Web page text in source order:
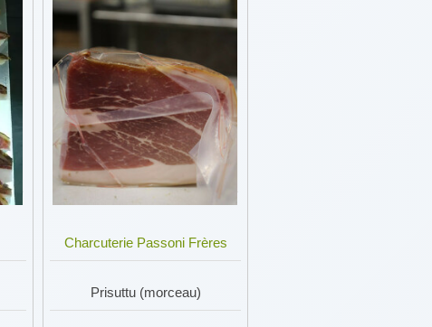
Charcuterie Passoni Frères
Prisuttu (morceau)